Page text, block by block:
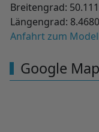
Breitengrad:
Längengrad:
Anfahrt zum
Google